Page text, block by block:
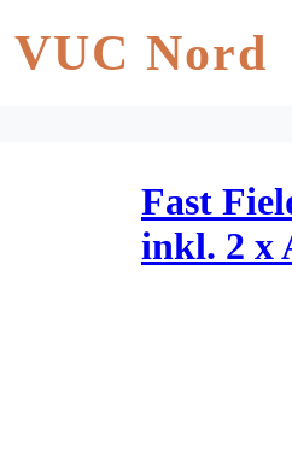
VUC Nord
Fast
inkl. 2 x